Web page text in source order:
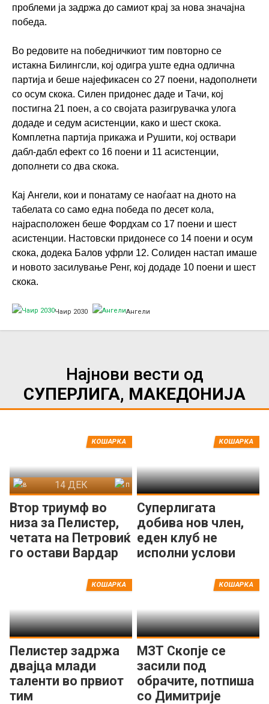
проблеми ја задржа до самиот крај за нова значајна
победа.
Во редовите на победничкиот тим повторно се
истакна Билингсли, кој одигра уште една одлична
партија и беше најефикасен со 27 поени, надополнети
со осум скока. Силен придонес даде и Тачи, кој
постигна 21 поен, а со својата разигрувачка улога
додаде и седум асистенции, како и шест скока.
Комплетна партија прикажа и Рушити, кој оствари
дабл-дабл ефект со 16 поени и 11 асистенции,
дополнети со два скока.
Кај Ангели, кои и понатаму се наоѓаат на дното на
табелата со само една победа по десет кола,
најрасположен беше Фордхам со 17 поени и шест
асистенции. Настовски придонесе со 14 поени и осум
скока, додека Балов уфрли 12. Солиден настап имаше
и новото засилување Ренг, кој додаде 10 поени и шест
скока.
Чаир 2030 Ангели
Најнови вести од
СУПЕРЛИГА, МАКЕДОНИЈА
Втор триумф во
низа за Пелистер,
четата на Петровиќ
го остави Вардар
КОШАРКА
14 ДЕК
Суперлигата
добива нов член,
еден клуб не
исполни услови
КОШАРКА
Пелистер задржа
двајца млади
таленти во првиот
тим
КОШАРКА
МЗТ Скопје се
засили под
обрачите, потпиша
со Димитрије
КОШАРКА